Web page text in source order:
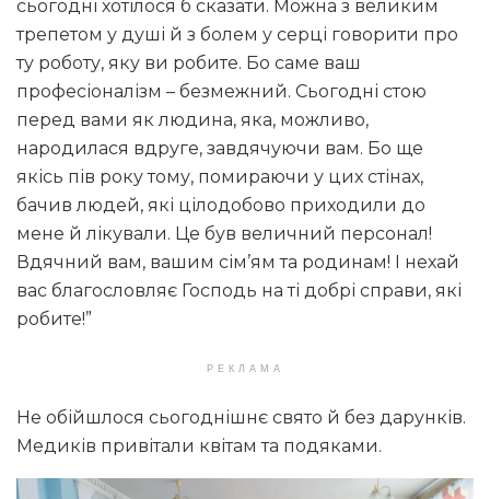
сьогодні хотілося б сказати. Можна з великим
трепетом у душі й з болем у серці говорити про
ту роботу, яку ви робите. Бо саме ваш
професіоналізм – безмежний. Сьогодні стою
перед вами як людина, яка, можливо,
народилася вдруге, завдячуючи вам. Бо ще
якісь пів року тому, помираючи у цих стінах,
бачив людей, які цілодобово приходили до
мене й лікували. Це був величний персонал!
Вдячний вам, вашим сім’ям та родинам! І нехай
вас благословляє Господь на ті добрі справи, які
робите!”
РЕКЛАМА
Не обійшлося сьогоднішнє свято й без дарунків.
Медиків привітали квітам та подяками.